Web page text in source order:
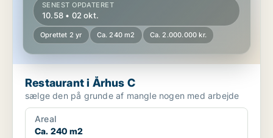
SENEST OPDATERET
10.58 • 02 okt.
Oprettet 2 yr Ca. 240 m2 Ca. 2.000.000 kr.
Restaurant i Århus C
sælge den på grunde af mangle nogen med arbejde
Areal
Ca. 240 m2